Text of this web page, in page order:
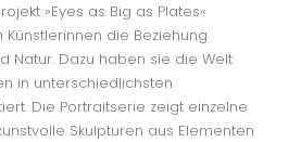
»Eyes as Big as Plates«
die Beziehung
Natur. Dazu haben sie die Welt
in unterschiedlichsten
Die Portraitserie zeigt einzelne
Skulpturen aus Elementen